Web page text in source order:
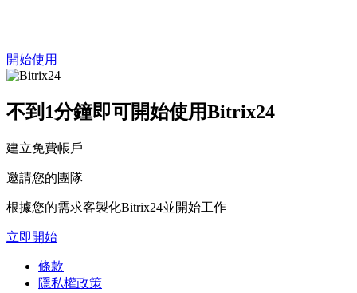
開始使用
不到1分鐘即可開始使用Bitrix24
建立免費帳戶
邀請您的團隊
根據您的需求客製化Bitrix24並開始工作
立即開始
條款
隱私權政策